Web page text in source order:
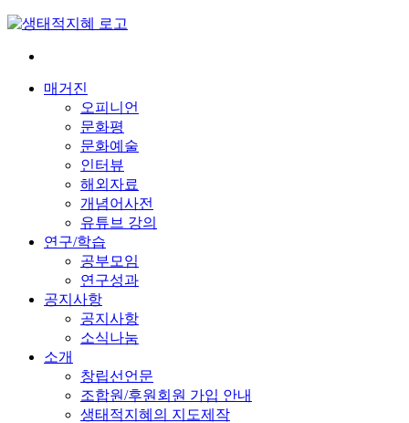
Skip
content
매거진
오피니언
문화평
문화예술
인터뷰
해외자료
개념어사전
유튜브 강의
연구/학습
공부모임
연구성과
공지사항
공지사항
소식나눔
소개
창립선언문
조합원/후원회원 가입 안내
생태적지혜의 지도제작